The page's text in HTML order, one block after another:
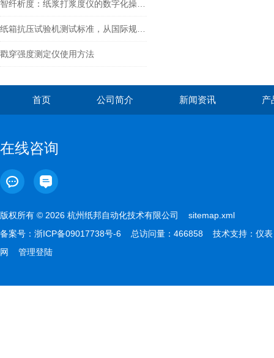
戳穿强度测定仪使用方法
首页 公司简介 新闻资讯 产
在线咨询
版权所有 © 2026 杭州纸邦自动化技术有限公司 sitemap.xml
备案号： 浙ICP备09017738号-6 总访问量：466858 技术支持： 仪表
网
管理登陆